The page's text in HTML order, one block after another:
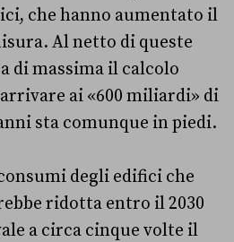
che hanno aumentato il
Al netto di queste
di massima il calcolo
ai «600 miliardi» di
sta comunque in piedi.
degli edifici che
ridotta entro il 2030
a circa cinque volte il